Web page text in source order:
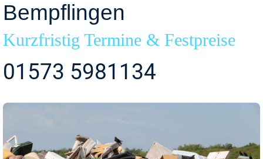
Bempflingen
Kurzfristig Termine & Festpreise
01573 5981134